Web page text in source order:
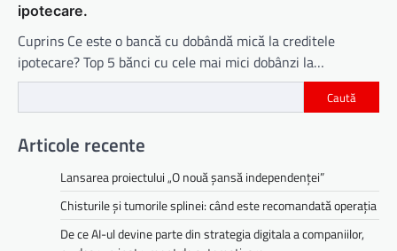
ipotecare.
Cuprins Ce este o bancă cu dobândă mică la creditele
ipotecare? Top 5 bănci cu cele mai mici dobânzi la…
Caută
Articole recente
Lansarea proiectului „O nouă șansă independenței”
Chisturile și tumorile splinei: când este recomandată operația
De ce AI-ul devine parte din strategia digitala a companiilor,